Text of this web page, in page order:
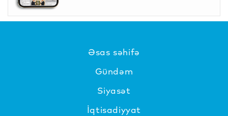
Əsas səhifə
Gündəm
Siyasət
İqtisadiyyat